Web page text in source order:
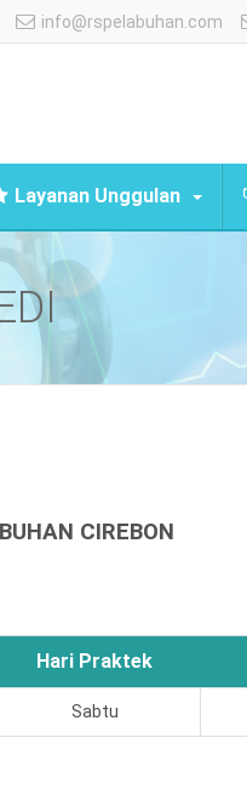
info@rspelabuhan.com
Layanan Unggulan
CIREBON
Hari Praktek
Sabtu